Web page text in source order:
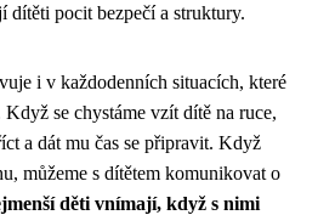
dítěti pocit bezpečí a struktury.
i v každodenních situacích, které
se chystáme vzít dítě na ruce,
a dát mu čas se připravit. Když
můžeme s dítětem komunikovat o
děti vnímají, když s nimi